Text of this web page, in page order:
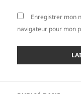
Enregistrer mon
navigateur pour mon